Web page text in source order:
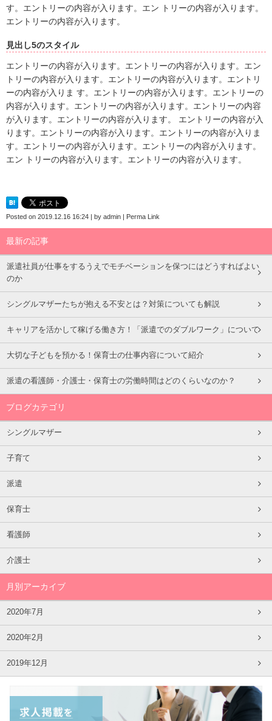
す。エントリーの内容が入ります。エン トリーの内容が入ります。
エントリーの内容が入ります。
見出し5のスタイル
エントリーの内容が入ります。エントリーの内容が入ります。エン
トリーの内容が入ります。エントリーの内容が入ります。エントリ
ーの内容が入りま す。エントリーの内容が入ります。エントリーの
内容が入ります。エントリーの内容が入ります。エントリーの内容
が入ります。エントリーの内容が入ります。 エントリーの内容が入
ります。エントリーの内容が入ります。エントリーの内容が入りま
す。エントリーの内容が入ります。エントリーの内容が入ります。
エン トリーの内容が入ります。エントリーの内容が入ります。
Posted on 2019.12.16 16:24 | by admin | Perma Link
最新の記事
派遣社員が仕事をするうえでモチベーションを保つにはどうすればよい
のか
シングルマザーたちが抱える不安とは？対策についても解説
キャリアを活かして稼げる働き方！「派遣でのダブルワーク」について
大切な子どもを預かる！保育士の仕事内容について紹介
派遣の看護師・介護士・保育士の労働時間はどのくらいなのか？
ブログカテゴリ
シングルマザー
子育て
派遣
保育士
看護師
介護士
月別アーカイブ
2020年7月
2020年2月
2019年12月